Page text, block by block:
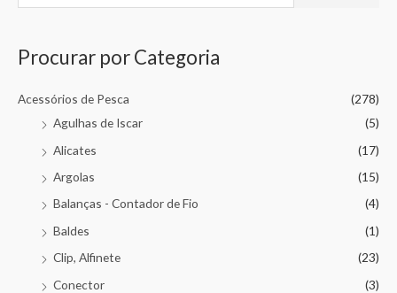
Procurar por Categoria
Acessórios de Pesca
(278)
Agulhas de Iscar
(5)
Alicates
(17)
Argolas
(15)
Balanças - Contador de Fio
(4)
Baldes
(1)
Clip, Alfinete
(23)
Conector
(3)